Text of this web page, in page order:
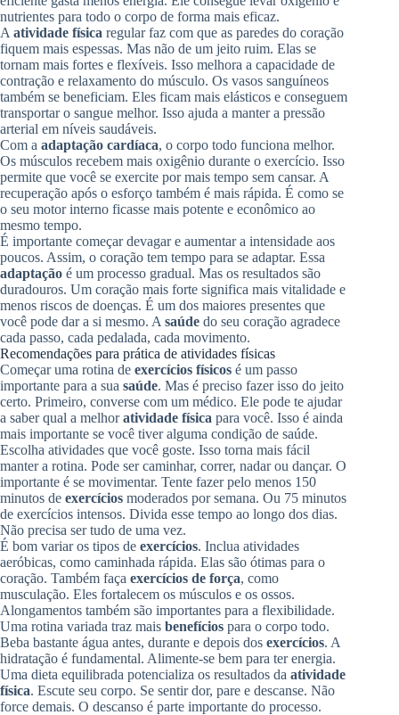
nutrientes para todo o corpo de forma mais eficaz.
A atividade física regular faz com que as paredes do coração
fiquem mais espessas. Mas não de um jeito ruim. Elas se
tornam mais fortes e flexíveis. Isso melhora a capacidade de
contração e relaxamento do músculo. Os vasos sanguíneos
também se beneficiam. Eles ficam mais elásticos e conseguem
transportar o sangue melhor. Isso ajuda a manter a pressão
arterial em níveis saudáveis.
Com a adaptação cardíaca, o corpo todo funciona melhor.
Os músculos recebem mais oxigênio durante o exercício. Isso
permite que você se exercite por mais tempo sem cansar. A
recuperação após o esforço também é mais rápida. É como se
o seu motor interno ficasse mais potente e econômico ao
mesmo tempo.
É importante começar devagar e aumentar a intensidade aos
poucos. Assim, o coração tem tempo para se adaptar. Essa
adaptação é um processo gradual. Mas os resultados são
duradouros. Um coração mais forte significa mais vitalidade e
menos riscos de doenças. É um dos maiores presentes que
você pode dar a si mesmo. A saúde do seu coração agradece
cada passo, cada pedalada, cada movimento.
Recomendações para prática de atividades físicas
Começar uma rotina de exercícios físicos é um passo
importante para a sua saúde. Mas é preciso fazer isso do jeito
certo. Primeiro, converse com um médico. Ele pode te ajudar
a saber qual a melhoratividade física para você. Isso é ainda
mais importante se você tiver alguma condição de saúde.
Escolha atividades que você goste. Isso torna mais fácil
manter a rotina. Pode ser caminhar, correr, nadar ou dançar. O
importante é se movimentar. Tente fazer pelo menos 150
minutos de exercícios moderados por semana. Ou 75 minutos
de exercícios intensos. Divida esse tempo ao longo dos dias.
Não precisa ser tudo de uma vez.
É bom variar os tipos de exercícios. Inclua atividades
aeróbicas, como caminhada rápida. Elas são ótimas para o
coração. Também faça exercícios de força, como
musculação. Eles fortalecem os músculos e os ossos.
Alongamentos também são importantes para a flexibilidade.
Uma rotina variada traz mais benefícios para o corpo todo.
Beba bastante água antes, durante e depois dos exercícios. A
hidratação é fundamental. Alimente-se bem para ter energia.
Uma dieta equilibrada potencializa os resultados da atividade
física. Escute seu corpo. Se sentir dor, pare e descanse. Não
force demais. O descanso é parte importante do processo.